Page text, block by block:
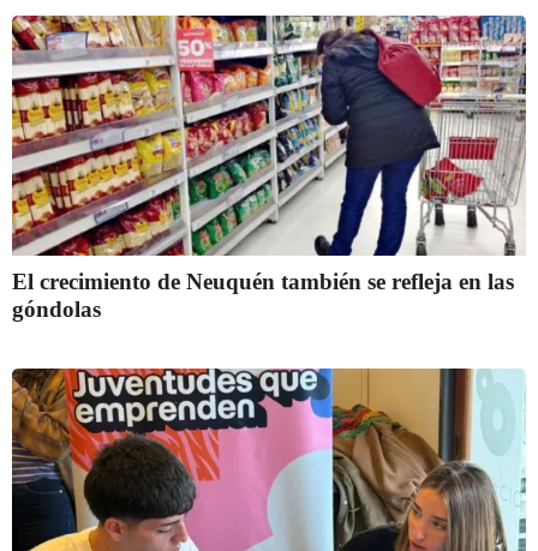
El crecimiento de Neuquén también se refleja en las
góndolas